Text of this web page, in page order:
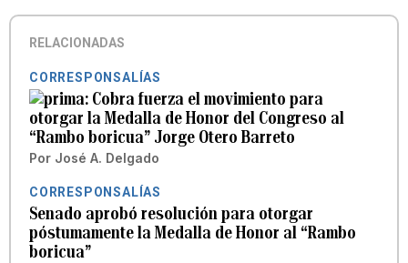
RELACIONADAS
CORRESPONSALÍAS
Cobra fuerza el movimiento para
otorgar la Medalla de Honor del Congreso al
“Rambo boricua” Jorge Otero Barreto
Por José A. Delgado
CORRESPONSALÍAS
Senado aprobó resolución para otorgar
póstumamente la Medalla de Honor al “Rambo
boricua”